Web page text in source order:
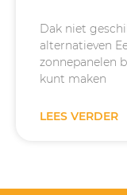
Dak niet
alternatieven
zonnepanelen
kunt maken
LEES VERDER